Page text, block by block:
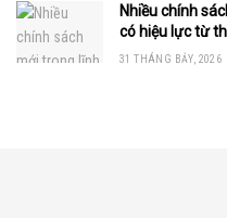
Nhiều chính
có hiệu lực từ
31 THÁNG BẢY, 2026